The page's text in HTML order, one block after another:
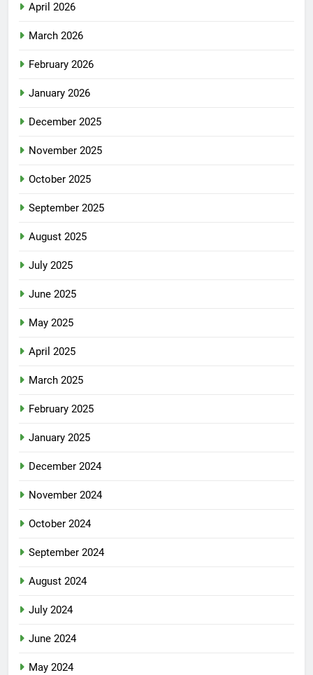
April 2026
March 2026
February 2026
January 2026
December 2025
November 2025
October 2025
September 2025
August 2025
July 2025
June 2025
May 2025
April 2025
March 2025
February 2025
January 2025
December 2024
November 2024
October 2024
September 2024
August 2024
July 2024
June 2024
May 2024